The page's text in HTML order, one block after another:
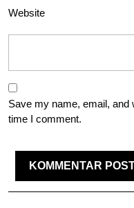
Website
Save my name, email, and
time I comment.